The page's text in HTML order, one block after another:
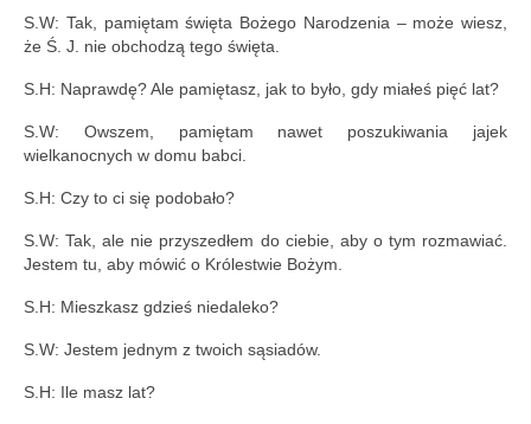
S.W: Tak, pamiętam święta Bożego Narodzenia – może wiesz,
że Ś. J. nie obchodzą tego święta.
S.H: Naprawdę? Ale pamiętasz, jak to było, gdy miałeś pięć lat?
S.W: Owszem, pamiętam nawet poszukiwania jajek
wielkanocnych w domu babci.
S.H: Czy to ci się podobało?
S.W: Tak, ale nie przyszedłem do ciebie, aby o tym rozmawiać.
Jestem tu, aby mówić o Królestwie Bożym.
S.H: Mieszkasz gdzieś niedaleko?
S.W: Jestem jednym z twoich sąsiadów.
S.H: Ile masz lat?